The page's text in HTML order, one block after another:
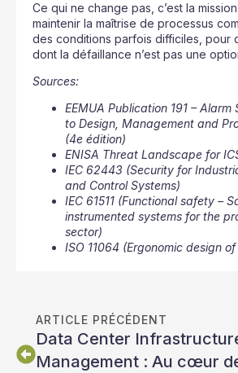
Ce qui ne change pas, c’est la
maintenir la maîtrise de processus
des conditions parfois difficiles, pour
dont la défaillance n’est pas une
Sources:
EEMUA Publication 191 – Alarm
to Design, Management and
(4e édition)
ENISA Threat Landscape for
IEC 62443 (Security for
and Control Systems)
IEC 61511 (Functional safety –
instrumented systems for the
sector)
ISO 11064 (Ergonomic design
ARTICLE PRÉCÉDENT
Data Center
Management : Au cœur